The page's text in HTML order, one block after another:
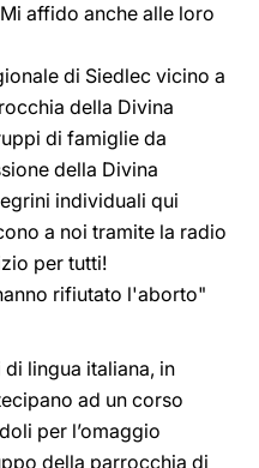
affido anche alle loro
di Siedlec vicino a
della Divina
di famiglie da
della Divina
individuali qui
a noi tramite la radio
per tutti!
rifiutato l'aborto"
lingua italiana, in
ad un corso
per l’omaggio
della parrocchia di